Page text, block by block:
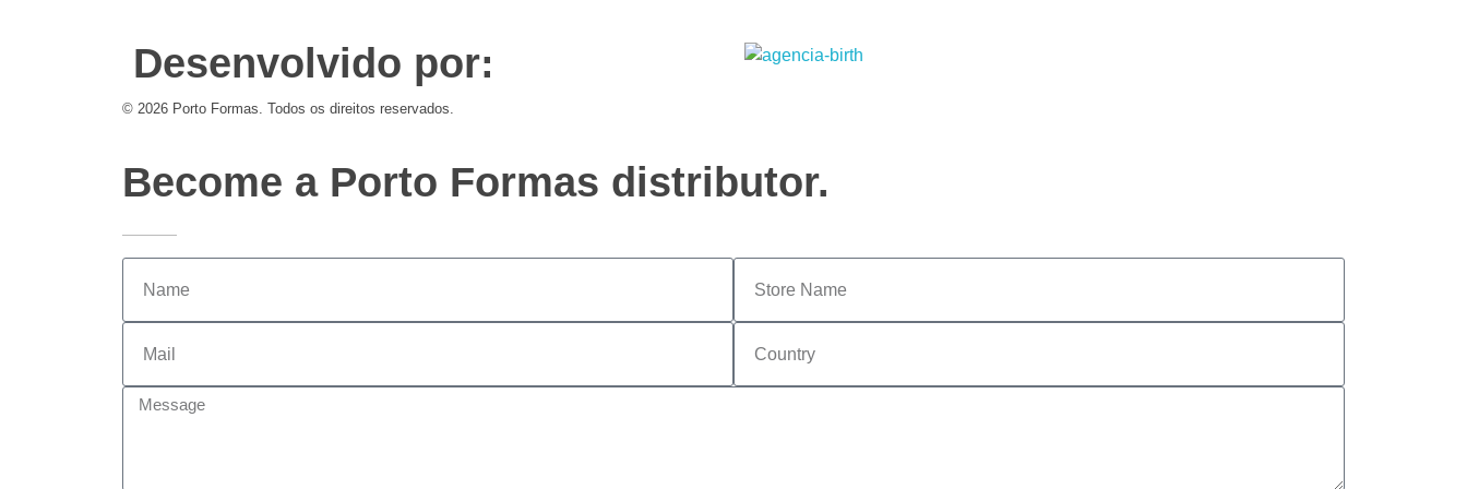
Desenvolvido por:
© 2026 Porto Formas. Todos os direitos reservados.
Become a Porto Formas distributor.